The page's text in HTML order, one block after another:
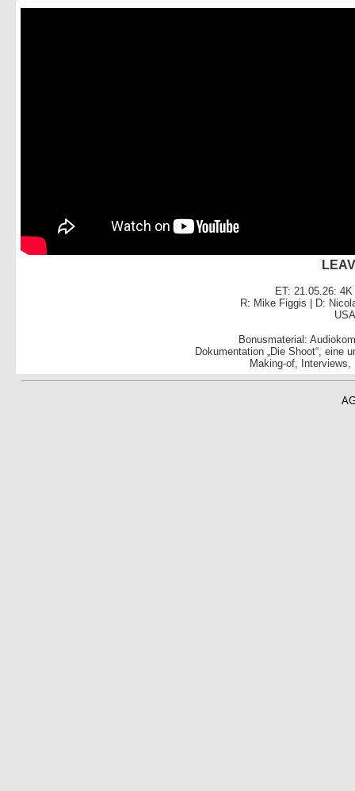
ET: 21.05.26:
R: Mike Figgis | D:
Bonusmaterial:
Dokumentation „Die Shoot“, eine
Making-of,